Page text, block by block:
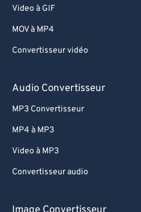
Video à GIF
MOV à MP4
Convertisseur vidéo
Audio Convertisseur
MP3 Convertisseur
MP4 à MP3
Video à MP3
Convertisseur audio